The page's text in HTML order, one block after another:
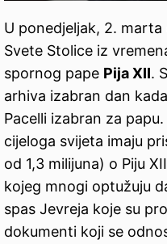
U ponedjeljak, 2.
Svete Stolice iz
spornog pape Pija XII.
arhiva izabran dan
Pacelli izabran za
cijeloga svijeta imaju
od 1,3 milijuna) o Piju
kojeg mnogi optužuju
spas Jevreja koje su
dokumenti koji se